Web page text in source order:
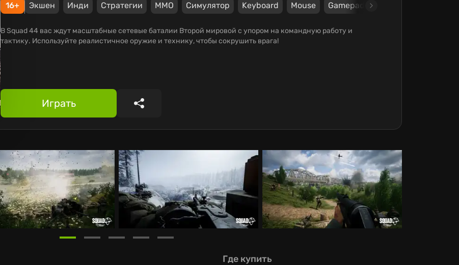
16+ Экшен Инди Стратегии ММО Симулятор Keyboard Mouse Gamepad
В Squad 44 вас ждут масштабные сетевые баталии Второй мировой с упором на командную работу и
тактику. Используйте реалистичное оружие и технику, чтобы сокрушить врага!
Играть Поделиться
Где купить